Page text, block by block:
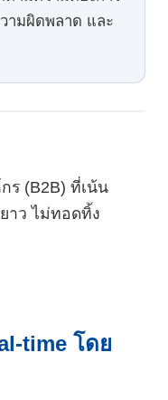
ามผิดพลาด และ
ร (B2B) ที่เน้น
าว ไม่ทอดทิ้ง
time โดย